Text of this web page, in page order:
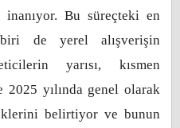
Bu süreçteki en
de yerel alışverişin
yarısı, kısmen
2025 yılında genel olarak
belirtiyor ve bunun